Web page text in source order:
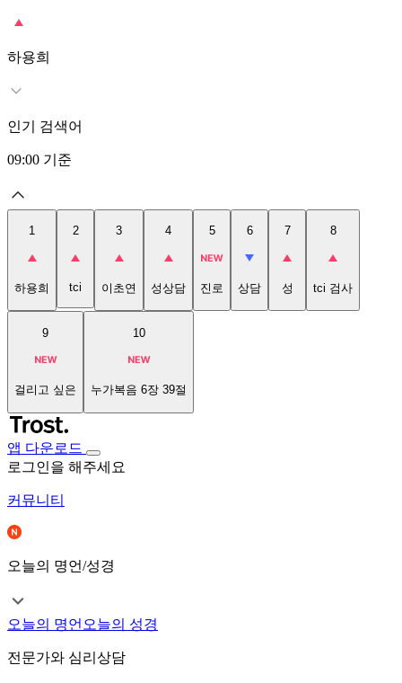
하용희
인기 검색어
09:00 기준
1
하용희
2
tci
3
이초연
4
성상담
5
진로
6
상담
7
성
8
tci 검사
9
걸리고 싶은
10
누가복음 6장 39절
앱 다운로드
로그인을 해주세요
커뮤니티
오늘의 명언/성경
오늘의 명언 오늘의 성경
전문가와 심리상담